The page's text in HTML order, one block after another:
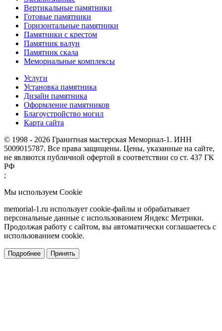
Вертикальные памятники
Готовые памятники
Горизонтальные памятники
Памятники с крестом
Памятник валун
Памятник скала
Мемориальные комплексы
Услуги
Установка памятника
Дизайн памятника
Оформление памятников
Благоустройство могил
Карта сайта
© 1998 - 2026 Гранитная мастерская Мемориал-1. ИНН
5009015787. Все права защищены. Цены, указанные на сайте,
не являются публичной офертой в соответствии со ст. 437 ГК
РФ
;
Мы используем Cookie
memorial-1.ru использует cookie-файлы и обрабатывает
персональные данные с использованием Яндекс Метрики.
Продолжая работу с сайтом, вы автоматически соглашаетесь с
использованием cookie.
Подробнее Принять